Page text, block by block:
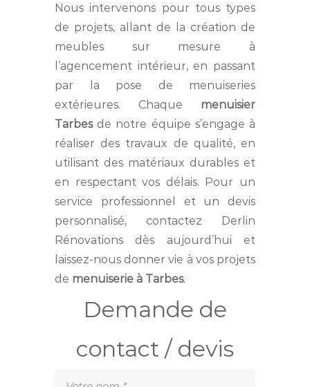
Nous intervenons pour tous types
de projets, allant de la création de
meubles sur mesure à
l’agencement intérieur, en passant
par la pose de menuiseries
extérieures. Chaque menuisier
Tarbesde notre équipe s’engage à
réaliser des travaux de qualité, en
utilisant des matériaux durables et
en respectant vos délais. Pour un
service professionnel et un devis
personnalisé, contactez Derlin
Rénovations dès aujourd’hui et
laissez-nous donner vie à vos projets
de menuiserie à Tarbes.
Demande de
contact / devis